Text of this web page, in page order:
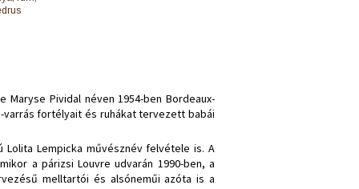
Maryse Pividal néven 1954-ben Bordeaux-
fortélyait és ruhákat tervezett babái
Lolita Lempicka művésznév felvétele is. A
a párizsi Louvre udvarán 1990-ben, a
melltartói és alsóneműi azóta is a